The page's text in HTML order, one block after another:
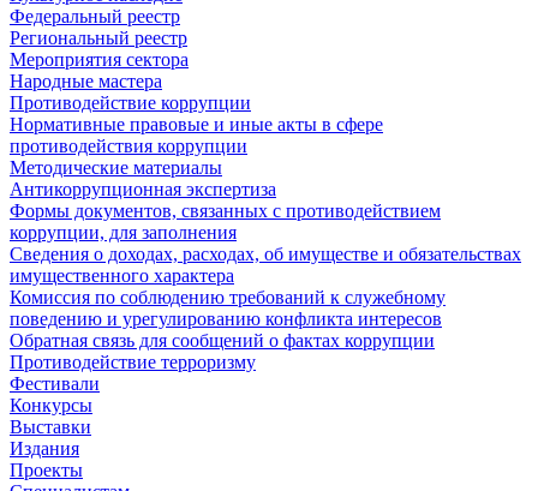
Федеральный реестр
Региональный реестр
Мероприятия сектора
Народные мастера
Противодействие коррупции
Нормативные правовые и иные акты в сфере
противодействия коррупции
Методические материалы
Антикоррупционная экспертиза
Формы документов, связанных с противодействием
коррупции, для заполнения
Сведения о доходах, расходах, об имуществе и обязательствах
имущественного характера
Комиссия по соблюдению требований к служебному
поведению и урегулированию конфликта интересов
Обратная связь для сообщений о фактах коррупции
Противодействие терроризму
Фестивали
Конкурсы
Выставки
Издания
Проекты